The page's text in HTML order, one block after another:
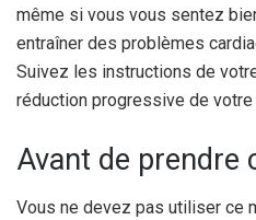
même si vous vous sentez
entraîner des problèmes
Suivez les instructions de
réduction progressive de votre
Avant de prendre
Vous ne devez pas utiliser ce